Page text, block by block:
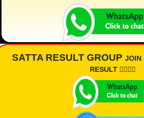
SATTA RESULT GROUP JOIN
RESULT 👇🏾👇🏾